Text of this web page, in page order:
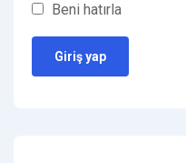
Beni hatırla
Giriş yap